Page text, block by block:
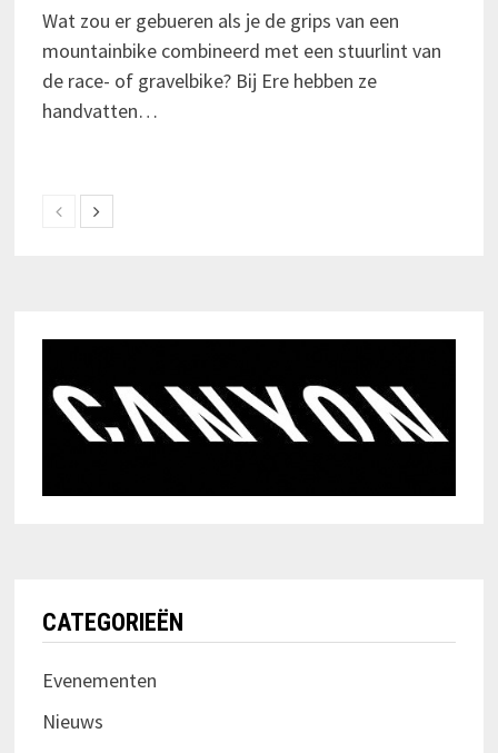
Wat zou er gebueren als je de grips van een
mountainbike combineerd met een stuurlint van
de race- of gravelbike? Bij Ere hebben ze
handvatten…
CATEGORIEËN
Evenementen
Nieuws